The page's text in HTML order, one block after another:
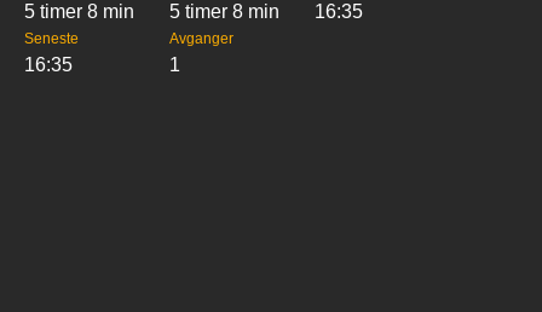
5 timer 8 min 5 timer 8 min 16:35
Seneste
16:35
Avganger
1